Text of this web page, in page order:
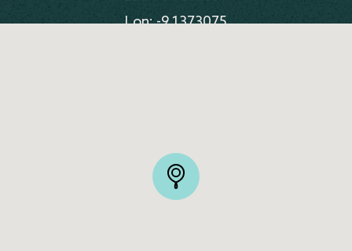
Lon: -9.1373075